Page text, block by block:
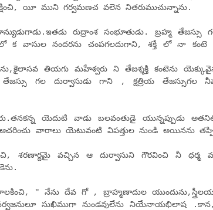
యీ ముని గర్వమణచ వలెన నితరుముచున్నాను.
రుద్రాంశ సంభూతుడు. బ్రహ్మ తేజస్సు
క వాసుల నందరను చంపగలదుగాని, శక్తీ లో నా కంటె
తియగు మహేశ్వరు ని తేజశ్శక్తి కంటెను
గల దుర్వాసుడు గాని , క్షత్రియ తేజస్సుగల
యెదుటి వాడు బలవంతుడై యున్నప్పుడు
వారాలు యెటువంటి విపత్తుల నుండి అయినను
శరణార్దమై వచ్చిన ఆ దుర్వాసుని గౌరవించి నీ ధర్మ
నేను దేవ గో , బ్రాహ్మణాదుల
సుఖిముగా నుండవులేను నియేనాయభిలాష